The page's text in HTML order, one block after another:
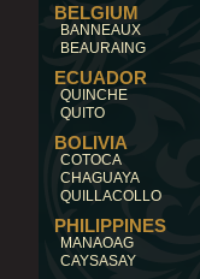
BELGIUM
BANNEAUX
BEAURAING
ECUADOR
QUINCHE
QUITO
BOLIVIA
COTOCA
CHAGUAYA
QUILLACOLLO
PHILIPPINES
MANAOAG
CAYSASAY